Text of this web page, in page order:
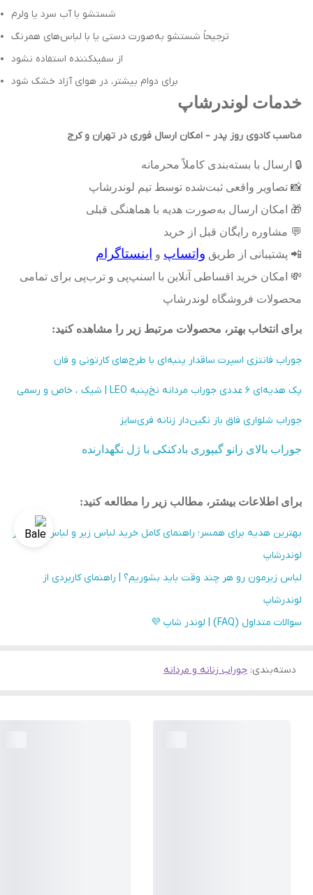
شستشو با آب سرد یا ولرم
ترجیحاً شستشو به‌صورت دستی یا با لباس‌های همرنگ
از سفیدکننده استفاده نشود
برای دوام بیشتر، در هوای آزاد خشک شود
خدمات لوندرشاپ
مناسب کادوی روز پدر – امکان ارسال فوری در تهران و کرج
🔒 ارسال با بسته‌بندی کاملاً محرمانه
📸 تصاویر واقعی ثبت‌شده توسط تیم لوندرشاپ
🎁 امکان ارسال به‌صورت هدیه با هماهنگی قبلی
💬 مشاوره رایگان قبل از خرید
📲 پشتیبانی از طریق واتساپ و اینستاگرام
💸 امکان خرید اقساطی آنلاین با اسنپ‌پی و ترب‌پی برای تمامی
محصولات فروشگاه لوندرشاپ
برای انتخاب بهتر، محصولات مرتبط زیر را مشاهده کنید:
جوراب فانتزی اسپرت ساقدار پنبه‌ای با طرح‌های کارتونی و فان
پک هدیه‌ای ۶ عددی جوراب مردانه نخ‌پنبه LEO | شیک ، خاص و رسمی
جوراب شلواری فاق باز نگین‌دار زنانه فری‌سایز
جوراب بالای زانو گیپوری بادکنکی با ژل نگهدارنده
برای اطلاعات بیشتر، مطالب زیر را مطالعه کنید:
بهترین هدیه برای همسر؛ راهنمای کامل خرید لباس زیر و لباس خواب از
لوندرشاپ
لباس زیرمون رو هر چند وقت باید بشوریم؟ | راهنمای کاربردی از
لوندرشاپ
سوالات متداول (FAQ) | لوندر شاپ 💜
دسته‌بندی: جوراب زنانه و مردانه